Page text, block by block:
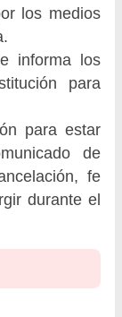
los medios
informa los
para
para estar
de
fe
durante el